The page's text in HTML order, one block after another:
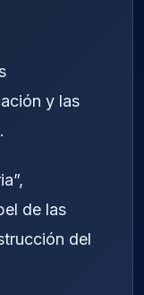
y las
de las
del